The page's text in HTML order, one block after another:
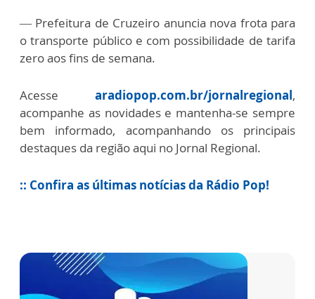
— Prefeitura de Cruzeiro anuncia nova frota para
o transporte público e com possibilidade de tarifa
zero aos fins de semana.
Acesse aradiopop.com.br/jornalregional,
acompanhe as novidades e mantenha-se sempre
bem informado, acompanhando os principais
destaques da região aqui no Jornal Regional.
:: Confira as últimas notícias da Rádio Pop!